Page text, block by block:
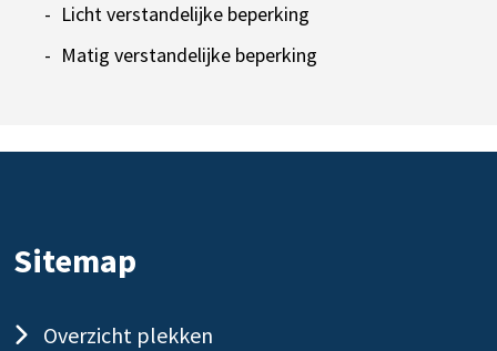
Licht verstandelijke beperking
Matig verstandelijke beperking
Sitemap
Overzicht plekken